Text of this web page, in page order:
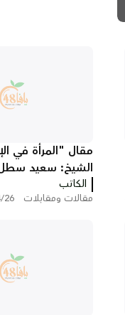
مقال "المرأة في
الشيخ: سعيد
سليمان"
الكاتب
مقالات ومقابلات